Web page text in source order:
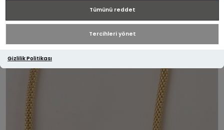
Tümünü reddet
Tercihleri yönet
Gizlilik Politikası